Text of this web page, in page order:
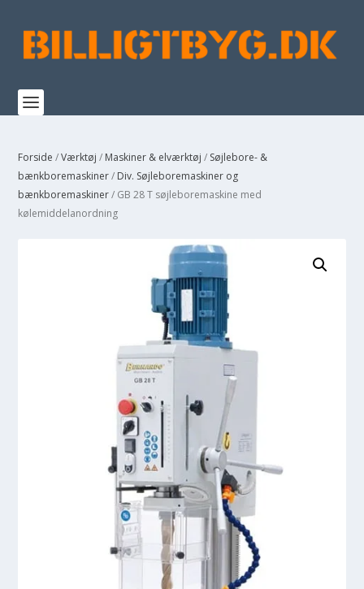
Forside /Værktøj / Maskiner & elværktøj / Søjlebore- &
bænkboremaskiner/ Div. Søjleboremaskiner og
bænkboremaskiner/ GB 28 T søjleboremaskine med
kølemiddelanordning